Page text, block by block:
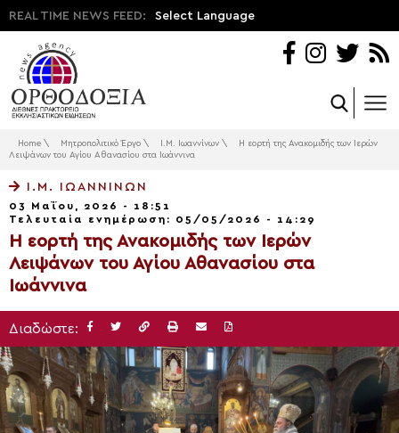
REAL TIME NEWS FEED: Select Language
Home \ Μητροπολιτικό Έργο \ Ι.Μ. Ιωαννίνων \
Η εορτή της Ανακομιδής των Ιερών
Λειψάνων του Αγίου Αθανασίου στα Ιωάννινα
Ι.Μ. ΙΩΑΝΝΊΝΩΝ
03 Μαΐου, 2026 - 18:51
Τελευταία ενημέρωση: 05/05/2026 - 14:29
Η εορτή της Ανακομιδής των Ιερών
Λειψάνων του Αγίου Αθανασίου στα
Ιωάννινα
Διαδώστε: